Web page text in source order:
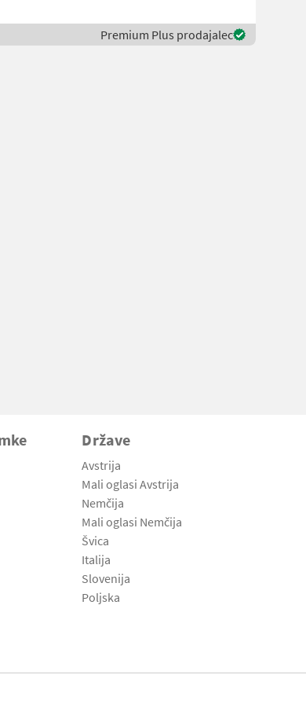
Premium Plus prodajalec
Države
Avstrija
Mali oglasi Avstrija
Nemčija
Mali oglasi Nemčija
Švica
Italija
Slovenija
Poljska